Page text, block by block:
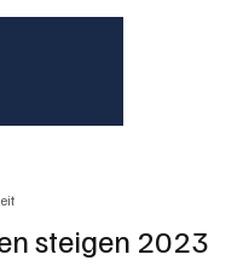
steigen 2023